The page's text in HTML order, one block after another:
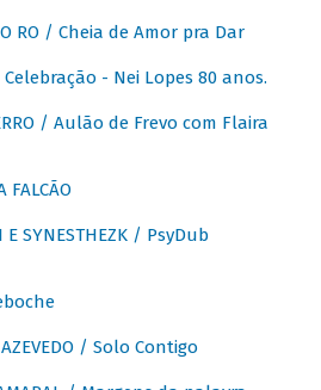
RO / Cheia de Amor pra Dar
Celebração - Nei Lopes 80 anos.
/ Aulão de Frevo com Flaira
FALCÃO
E SYNESTHEZK / PsyDub
AZEVEDO / Solo Contigo